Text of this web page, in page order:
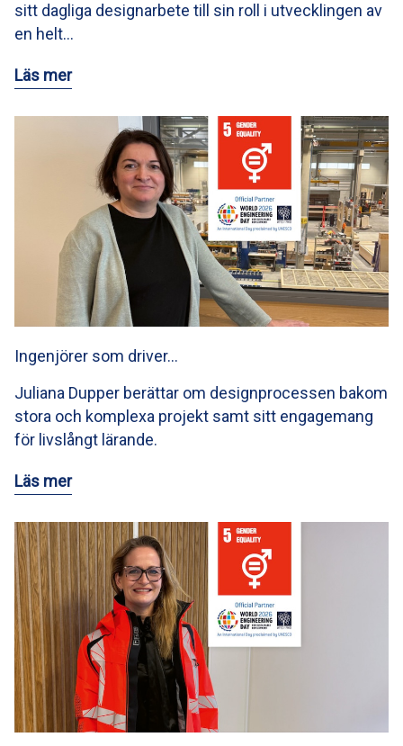
sitt dagliga designarbete till sin roll i utvecklingen av
en helt…
Läs mer
Ingenjörer som driver…
Juliana Dupper berättar om designprocessen bakom
stora och komplexa projekt samt sitt engagemang
för livslångt lärande.
Läs mer